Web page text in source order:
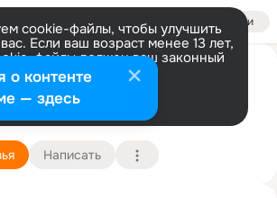
Войти
cookie-файлы, чтобы улучшить
Если ваш возраст менее 13 лет,
файлы должен ваш законный
Больше информации
Настроить
Ананьева
8 мая (47 лет)
Написать
контенте
— здесь